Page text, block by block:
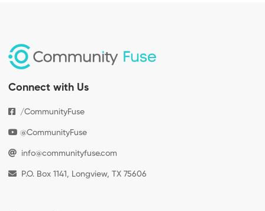
Connect with Us
/CommunityFuse
@CommunityFuse
info@communityfuse.com
P.O. Box 1141, Longview, TX 75606